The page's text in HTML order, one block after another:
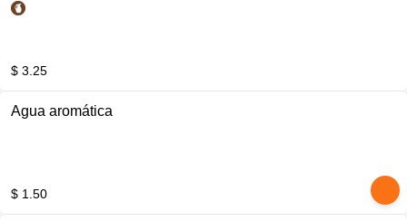
$ 3.25
Agua aromática
$ 1.50